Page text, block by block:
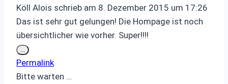
Köll Alois schrieb am 8. Dezember 2015 um 17:26
Das ist sehr gut gelungen! Die Hompage ist noch
übersichtlicher wie vorher. Super!!!!
... Diese
Metabox
ein-/ausblenden.
Permalink
Bitte warten …